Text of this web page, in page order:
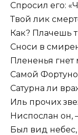
Спросил его:
Твой лик
Как? Плачешь
Сноси в
Плененья
Самой
Сатурна ли
Иль прочих
Ниспослан он,
Был вид